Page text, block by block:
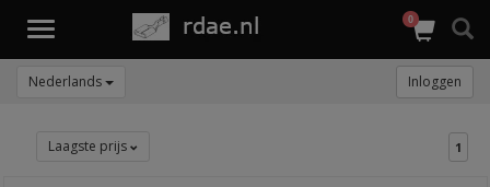
Toggle
0
Nederlands Inloggen
Laagste prijs 1